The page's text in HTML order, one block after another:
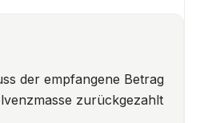
der empfangene Betrag
zurückgezahlt